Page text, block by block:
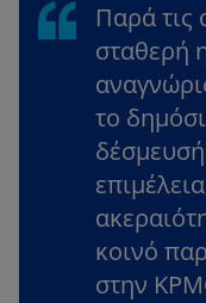
Παρά τις
σταθερή
το
κοινό
στην